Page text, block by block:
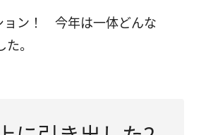
ョン！ 今年は一体どんな
。